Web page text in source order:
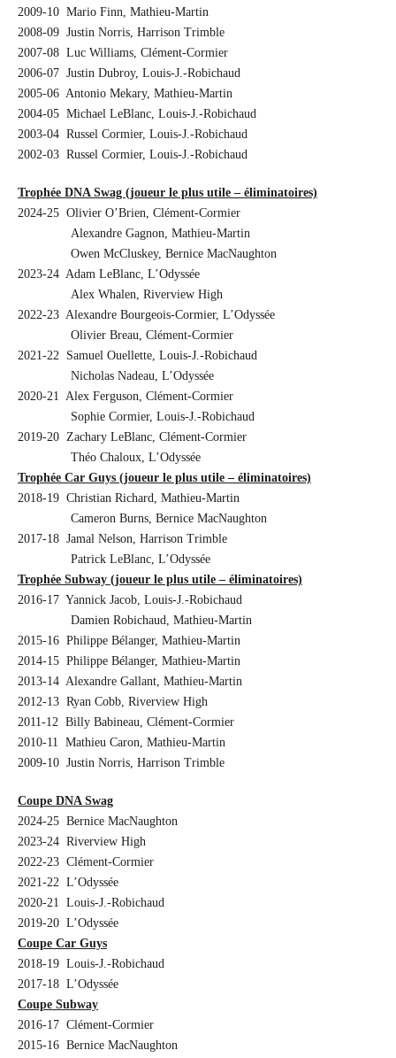
2009-10 Mario Finn, Mathieu-Martin
2008-09 Justin Norris, Harrison Trimble
2007-08 Luc Williams, Clément-Cormier
2006-07 Justin Dubroy, Louis-J.-Robichaud
2005-06 Antonio Mekary, Mathieu-Martin
2004-05 Michael LeBlanc, Louis-J.-Robichaud
2003-04 Russel Cormier, Louis-J.-Robichaud
2002-03 Russel Cormier, Louis-J.-Robichaud
Trophée DNA Swag (joueur le plus utile – éliminatoires)
2024-25 Olivier O’Brien, Clément-Cormier
Alexandre Gagnon, Mathieu-Martin
Owen McCluskey, Bernice MacNaughton
2023-24 Adam LeBlanc, L’Odyssée
Alex Whalen, Riverview High
2022-23 Alexandre Bourgeois-Cormier, L’Odyssée
Olivier Breau, Clément-Cormier
2021-22 Samuel Ouellette, Louis-J.-Robichaud
Nicholas Nadeau, L’Odyssée
2020-21 Alex Ferguson, Clément-Cormier
Sophie Cormier, Louis-J.-Robichaud
2019-20 Zachary LeBlanc, Clément-Cormier
Théo Chaloux, L’Odyssée
Trophée Car Guys (joueur le plus utile – éliminatoires)
2018-19 Christian Richard, Mathieu-Martin
Cameron Burns, Bernice MacNaughton
2017-18 Jamal Nelson, Harrison Trimble
Patrick LeBlanc, L’Odyssée
Trophée Subway (joueur le plus utile – éliminatoires)
2016-17 Yannick Jacob, Louis-J.-Robichaud
Damien Robichaud, Mathieu-Martin
2015-16 Philippe Bélanger, Mathieu-Martin
2014-15 Philippe Bélanger, Mathieu-Martin
2013-14 Alexandre Gallant, Mathieu-Martin
2012-13 Ryan Cobb, Riverview High
2011-12 Billy Babineau, Clément-Cormier
2010-11 Mathieu Caron, Mathieu-Martin
2009-10 Justin Norris, Harrison Trimble
Coupe DNA Swag
2024-25 Bernice MacNaughton
2023-24 Riverview High
2022-23 Clément-Cormier
2021-22 L’Odyssée
2020-21 Louis-J.-Robichaud
2019-20 L’Odyssée
Coupe Car Guys
2018-19 Louis-J.-Robichaud
2017-18 L’Odyssée
Coupe Subway
2016-17 Clément-Cormier
2015-16 Bernice MacNaughton